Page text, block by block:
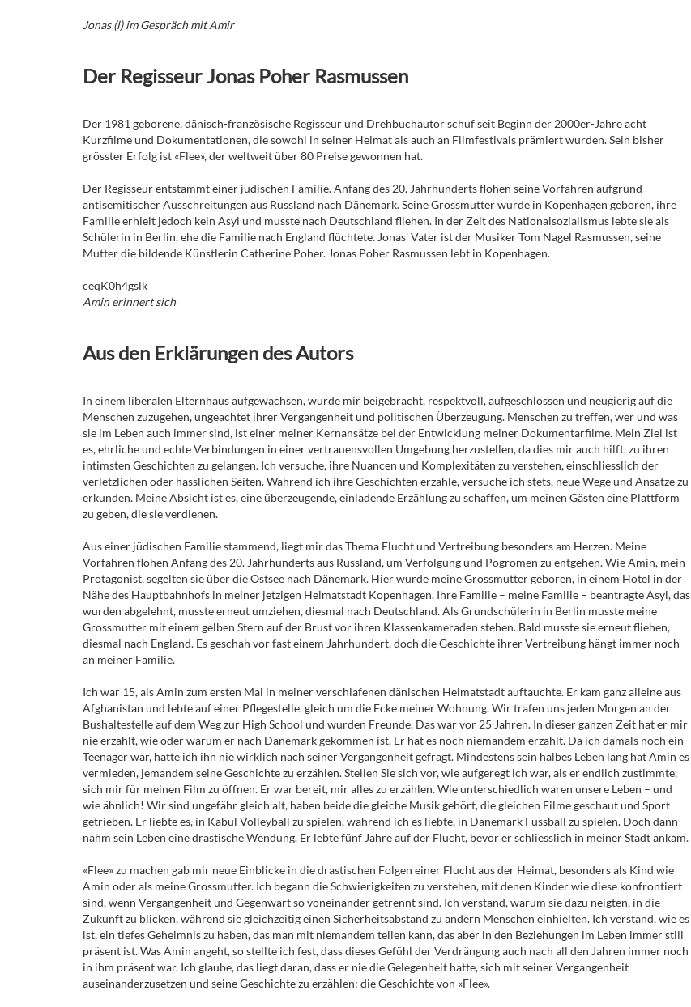
Jonas (l) im Gespräch mit Amir
Der Regisseur Jonas Poher Rasmussen
Der 1981 geborene, dänisch-französische Regisseur und Drehbuchautor schuf seit Beginn der 2000er-Jahre acht
Kurzfilme und Dokumentationen, die sowohl in seiner Heimat als auch an Filmfestivals prämiert wurden. Sein bisher
grösster Erfolg ist «Flee», der weltweit über 80 Preise gewonnen hat.
Der Regisseur entstammt einer jüdischen Familie. Anfang des 20. Jahrhunderts flohen seine Vorfahren aufgrund
antisemitischer Ausschreitungen aus Russland nach Dänemark. Seine Grossmutter wurde in Kopenhagen geboren, ihre
Familie erhielt jedoch kein Asyl und musste nach Deutschland fliehen. In der Zeit des Nationalsozialismus lebte sie als
Schülerin in Berlin, ehe die Familie nach England flüchtete. Jonas' Vater ist der Musiker Tom Nagel Rasmussen, seine
Mutter die bildende Künstlerin Catherine Poher. Jonas Poher Rasmussen lebt in Kopenhagen.
ceqK0h4gslk
Amin erinnert sich
Aus den Erklärungen des Autors
In einem liberalen Elternhaus aufgewachsen, wurde mir beigebracht, respektvoll, aufgeschlossen und neugierig auf die
Menschen zuzugehen, ungeachtet ihrer Vergangenheit und politischen Überzeugung. Menschen zu treffen, wer und was
sie im Leben auch immer sind, ist einer meiner Kernansätze bei der Entwicklung meiner Dokumentarfilme. Mein Ziel ist
es, ehrliche und echte Verbindungen in einer vertrauensvollen Umgebung herzustellen, da dies mir auch hilft, zu ihren
intimsten Geschichten zu gelangen. Ich versuche, ihre Nuancen und Komplexitäten zu verstehen, einschliesslich der
verletzlichen oder hässlichen Seiten. Während ich ihre Geschichten erzähle, versuche ich stets, neue Wege und Ansätze zu
erkunden. Meine Absicht ist es, eine überzeugende, einladende Erzählung zu schaffen, um meinen Gästen eine Plattform
zu geben, die sie verdienen.
Aus einer jüdischen Familie stammend, liegt mir das Thema Flucht und Vertreibung besonders am Herzen. Meine
Vorfahren flohen Anfang des 20. Jahrhunderts aus Russland, um Verfolgung und Pogromen zu entgehen. Wie Amin, mein
Protagonist, segelten sie über die Ostsee nach Dänemark. Hier wurde meine Grossmutter geboren, in einem Hotel in der
Nähe des Hauptbahnhofs in meiner jetzigen Heimatstadt Kopenhagen. Ihre Familie – meine Familie – beantragte Asyl, das
wurden abgelehnt, musste erneut umziehen, diesmal nach Deutschland. Als Grundschülerin in Berlin musste meine
Grossmutter mit einem gelben Stern auf der Brust vor ihren Klassenkameraden stehen. Bald musste sie erneut fliehen,
diesmal nach England. Es geschah vor fast einem Jahrhundert, doch die Geschichte ihrer Vertreibung hängt immer noch
an meiner Familie.
Ich war 15, als Amin zum ersten Mal in meiner verschlafenen dänischen Heimatstadt auftauchte. Er kam ganz alleine aus
Afghanistan und lebte auf einer Pflegestelle, gleich um die Ecke meiner Wohnung. Wir trafen uns jeden Morgen an der
Bushaltestelle auf dem Weg zur High School und wurden Freunde. Das war vor 25 Jahren. In dieser ganzen Zeit hat er mir
nie erzählt, wie oder warum er nach Dänemark gekommen ist. Er hat es noch niemandem erzählt. Da ich damals noch ein
Teenager war, hatte ich ihn nie wirklich nach seiner Vergangenheit gefragt. Mindestens sein halbes Leben lang hat Amin es
vermieden, jemandem seine Geschichte zu erzählen. Stellen Sie sich vor, wie aufgeregt ich war, als er endlich zustimmte,
sich mir für meinen Film zu öffnen. Er war bereit, mir alles zu erzählen. Wie unterschiedlich waren unsere Leben – und
wie ähnlich! Wir sind ungefähr gleich alt, haben beide die gleiche Musik gehört, die gleichen Filme geschaut und Sport
getrieben. Er liebte es, in Kabul Volleyball zu spielen, während ich es liebte, in Dänemark Fussball zu spielen. Doch dann
nahm sein Leben eine drastische Wendung. Er lebte fünf Jahre auf der Flucht, bevor er schliesslich in meiner Stadt ankam.
«Flee» zu machen gab mir neue Einblicke in die drastischen Folgen einer Flucht aus der Heimat, besonders als Kind wie
Amin oder als meine Grossmutter. Ich begann die Schwierigkeiten zu verstehen, mit denen Kinder wie diese konfrontiert
sind, wenn Vergangenheit und Gegenwart so voneinander getrennt sind. Ich verstand, warum sie dazu neigten, in die
Zukunft zu blicken, während sie gleichzeitig einen Sicherheitsabstand zu andern Menschen einhielten. Ich verstand, wie es
ist, ein tiefes Geheimnis zu haben, das man mit niemandem teilen kann, das aber in den Beziehungen im Leben immer still
präsent ist. Was Amin angeht, so stellte ich fest, dass dieses Gefühl der Verdrängung auch nach all den Jahren immer noch
in ihm präsent war. Ich glaube, das liegt daran, dass er nie die Gelegenheit hatte, sich mit seiner Vergangenheit
auseinanderzusetzen und seine Geschichte zu erzählen: die Geschichte von «Flee».